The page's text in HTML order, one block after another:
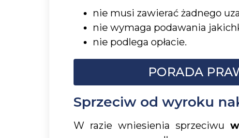
nie musi zawierać żadnego
nie wymaga podawania
nie podlega opłacie.
PORADA
Sprzeciw od wyroku
W razie wniesienia sprzeciwu